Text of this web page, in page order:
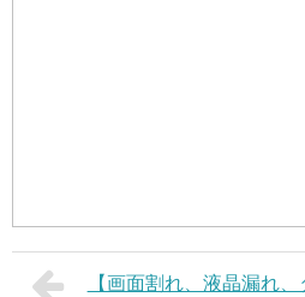
【画面割れ、液晶漏れ、